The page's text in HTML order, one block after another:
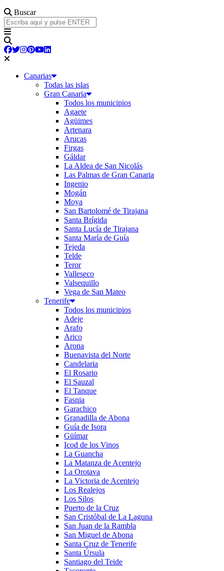
Buscar
Canarias
Todas las islas
Gran Canaria
Todos los municipios
Agaete
Agüimes
Artenara
Arucas
Firgas
Gáldar
La Aldea de San Nicolás
Las Palmas de Gran Canaria
Ingenio
Mogán
Moya
San Bartolomé de Tirajana
Santa Brígida
Santa Lucía de Tirajana
Santa María de Guía
Tejeda
Telde
Teror
Valleseco
Valsequillo
Vega de San Mateo
Tenerife
Todos los municipios
Adeje
Arafo
Arico
Arona
Buenavista del Norte
Candelaria
El Rosario
El Sauzal
El Tanque
Fasnia
Garachico
Granadilla de Abona
Guía de Isora
Güímar
Icod de los Vinos
La Guancha
La Matanza de Acentejo
La Orotava
La Victoria de Acentejo
Los Realejos
Los Silos
Puerto de la Cruz
San Cristóbal de La Laguna
San Juan de la Rambla
San Miguel de Abona
Santa Cruz de Tenerife
Santa Úrsula
Santiago del Teide